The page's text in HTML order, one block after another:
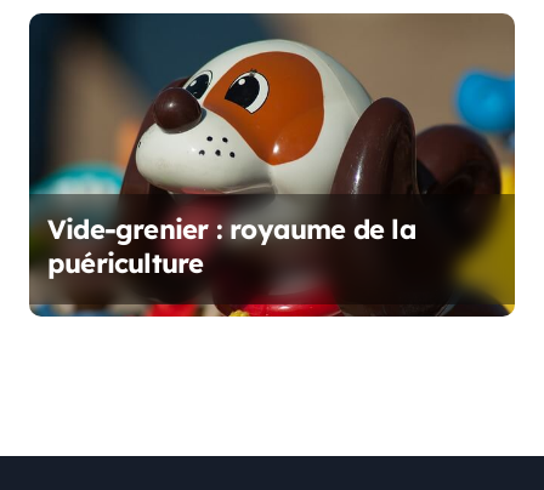
Vide-grenier : royaume de la
puériculture